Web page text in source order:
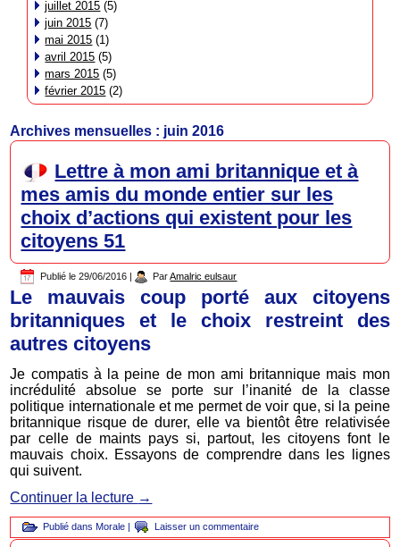
juillet 2015 (5)
juin 2015 (7)
mai 2015 (1)
avril 2015 (5)
mars 2015 (5)
février 2015 (2)
Archives mensuelles : juin 2016
Lettre à mon ami britannique et à
mes amis du monde entier sur les
choix d’actions qui existent pour les
citoyens 51
Publié le 29/06/2016 | Par Amalric eulsaur
Le mauvais coup porté aux citoyens
britanniques et le choix restreint des
autres citoyens
Je compatis à la peine de mon ami britannique mais mon
incrédulité absolue se porte sur l’inanité de la classe
politique internationale et me permet de voir que, si la peine
britannique risque de durer, elle va bientôt être relativisée
par celle de maints pays si, partout, les citoyens font le
mauvais choix. Essayons de comprendre dans les lignes
qui suivent.
Continuer la lecture →
Publié dans Morale | Laisser un commentaire